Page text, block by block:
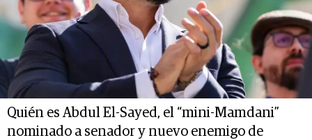
Quién es Abdul El-Sayed, el “mini-Mamdani”
nominado a senador y nuevo enemigo de